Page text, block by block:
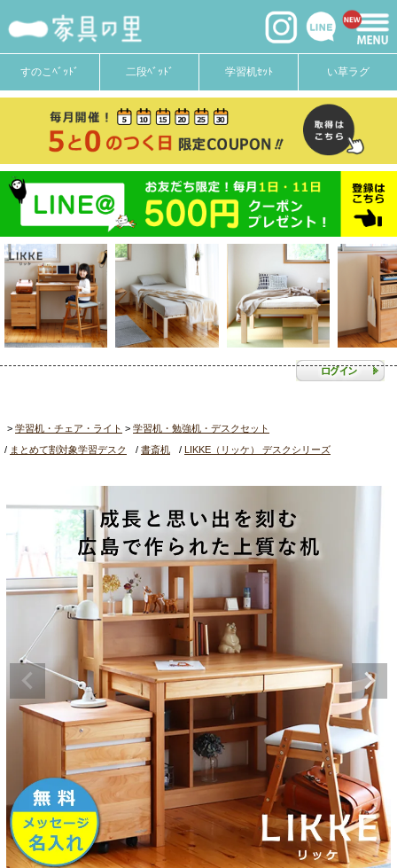
すのこﾍﾞｯﾄﾞ 二段ﾍﾞｯﾄﾞ 学習机ｾｯﾄ い草ラグ
学習机・チェア・ライト
学習机・勉強机・デスクセット
まとめて割対象学習デスク
書斎机 LIKKE（リッケ） デスクシリーズ